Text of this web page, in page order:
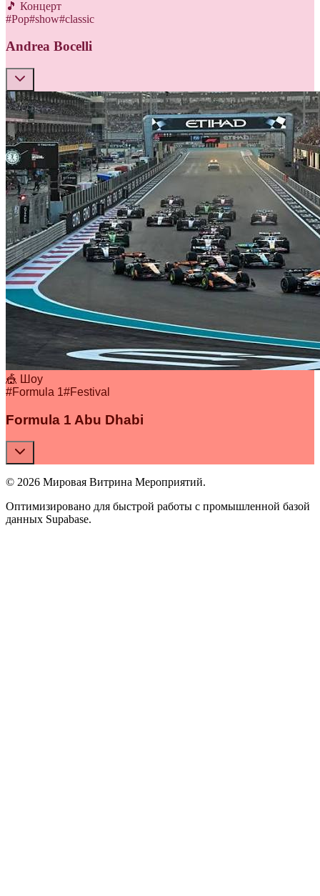
🎵 Концерт
#Pop#show#classic
Andrea Bocelli
🎪 Шоу
#Formula 1#Festival
Formula 1 Abu Dhabi
© 2026 Мировая Витрина Мероприятий.
Оптимизировано для быстрой работы с промышленной базой
данных Supabase.